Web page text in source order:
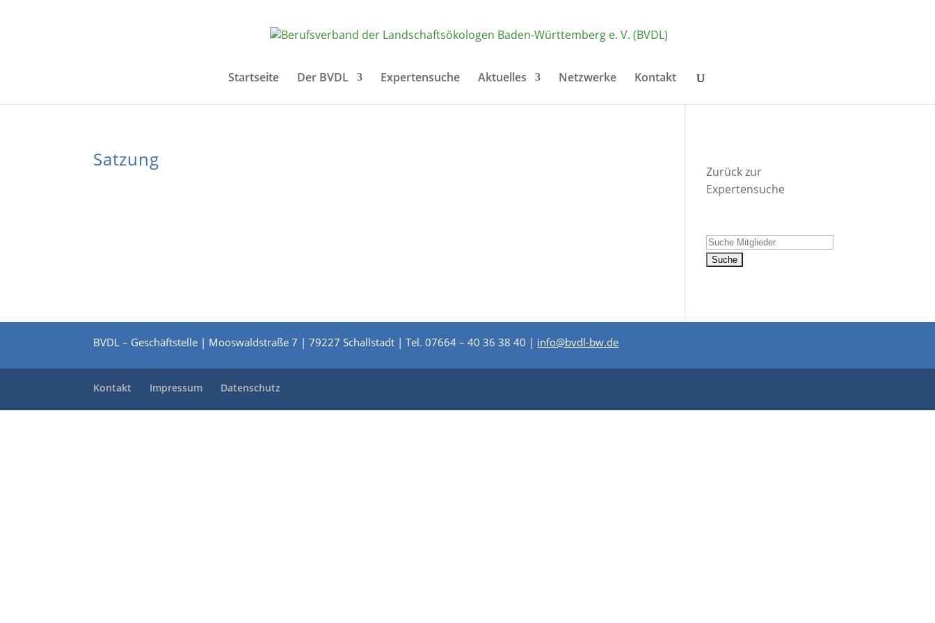
Startseite Der BVDL Expertensuche Aktuelles Netzwerke Kontakt
Satzung
Zurück zur
Expertensuche
BVDL – Geschäftstelle | Mooswaldstraße 7 | 79227 Schallstadt | Tel. 07664 – 40 36 38 40 | info@bvdl-bw.de
Kontakt Impressum Datenschutz